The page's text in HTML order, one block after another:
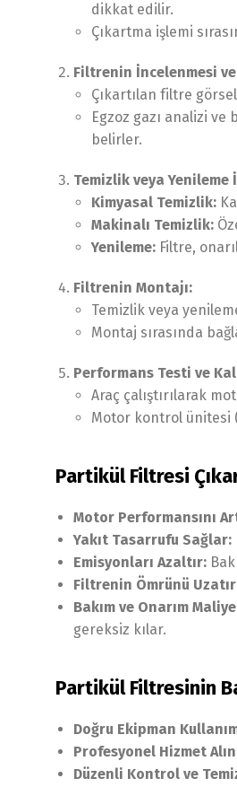
dikkat edilir.
Çıkartma işlemi
Filtrenin İncelenmesi
Çıkartılan filtre
Egzoz gazı analizi
belirler.
Temizlik veya Yenileme
Kimyasal Temizlik:
Makinalı Temizlik:
Yenileme: Filtre,
Filtrenin Montajı:
Temizlik veya
Montaj sırasında
Performans Testi ve
Araç çalıştırılarak
Motor kontrol ünitesi
Partikül Filtresi
Motor Performansını
Yakıt Tasarrufu Sağlar:
Emisyonları Azaltır:
Filtrenin Ömrünü
Bakım ve Onarım
gereksiz kılar.
Partikül Filtresinin
Doğru Ekipman
Profesyonel Hizmet
Düzenli Kontrol ve